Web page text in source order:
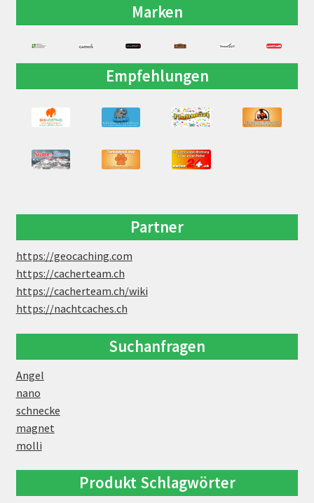
Marken
Empfehlungen
Partner
https://geocaching.com
https://cacherteam.ch
https://cacherteam.ch/wiki
https://nachtcaches.ch
Suchanfragen
Angel
nano
schnecke
magnet
molli
Produkt Schlagwörter